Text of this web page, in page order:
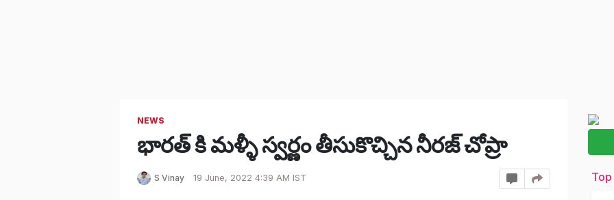
NEWS
భారత్ కి మళ్ళీ స్వర్ణం తీసుకొచ్చిన నీరజ్ చోప్రా
S Vinay 19 June, 2022 4:39 AM IST